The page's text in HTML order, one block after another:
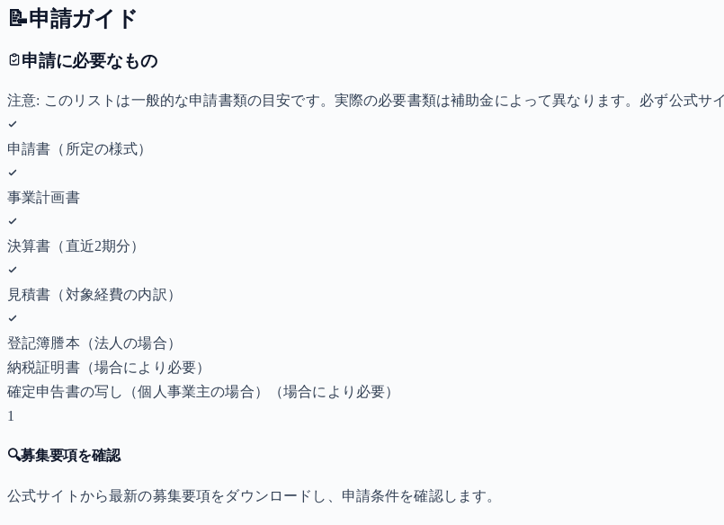
📝申請ガイド
申請に必要なもの
注意: このリストは一般的な申請書類の目安です。実際の必要書類は補助金によって異なります。必ず公式サ
申請書（所定の様式）
事業計画書
決算書（直近2期分）
見積書（対象経費の内訳）
登記簿謄本（法人の場合）
納税証明書（場合により必要）
確定申告書の写し（個人事業主の場合）
（場合により必要）
1
🔍募集要項を確認
公式サイトから最新の募集要項をダウンロードし、申請条件を確認します。